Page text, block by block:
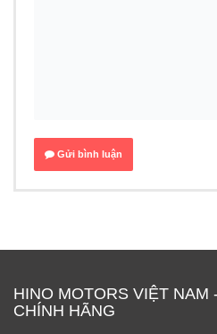
Gửi bình luận
HINO MOTORS VIỆT
CHÍNH HÃNG